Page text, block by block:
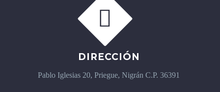


DIRECCIÓN
Pablo Iglesias 20, Priegue, Nigrán C.P. 36391